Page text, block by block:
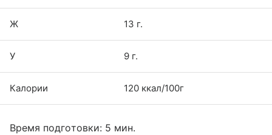
Ж 13 г.
У 9 г.
Калории 120 ккал/100г
Время подготовки: 5 мин.